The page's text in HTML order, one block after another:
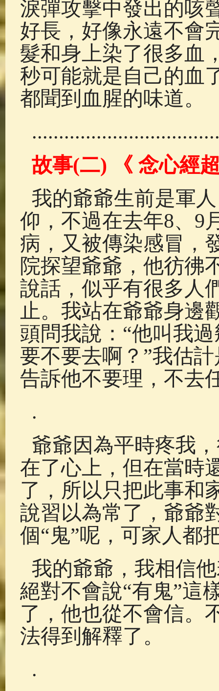
淚彈攻擊中發出的咳
好長，好像永遠不會
髮和身上染了很多血
秒可能就是自己的血
都聞到血腥的味道。
故事(二) 《 念心經
我的爺爺生前是軍
仰，不過在去年8、9
病，又被傳染感冒，
院探望爺爺，他彷彿
說話，似乎有很多人
止。我站在爺爺身邊
頭問我說：“他叫我
要不要去啊？”我估
告訴他不要理，不去
.
爺爺因為平時疼我
在了心上，但在當時
了，所以只把此事和
說習以為常了，爺爺
個“鬼”呢，可家人都
我的爺爺，我相信
絕對不會說“有鬼”這
了，他也從不會信。
法得到解釋了。
.